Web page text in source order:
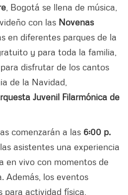
, Bogotá se llena de música,
con las Novenas
en diferentes parques de la
y para toda la familia,
disfrutar de los cantos
de la Navidad,
Juvenil Filarmónica de
comenzarán a las 6:00 p.
asistentes una experiencia
en vivo con momentos de
Además, los eventos
para actividad física,